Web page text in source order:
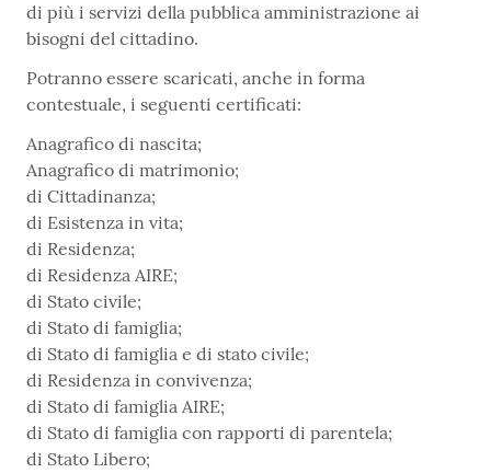
di più i servizi della pubblica amministrazione ai
bisogni del cittadino.
Potranno essere scaricati, anche in forma
contestuale, i seguenti certificati:
Anagrafico di nascita;
Anagrafico di matrimonio;
di Cittadinanza;
di Esistenza in vita;
di Residenza;
di Residenza AIRE;
di Stato civile;
di Stato di famiglia;
di Stato di famiglia e di stato civile;
di Residenza in convivenza;
di Stato di famiglia AIRE;
di Stato di famiglia con rapporti di parentela;
di Stato Libero;